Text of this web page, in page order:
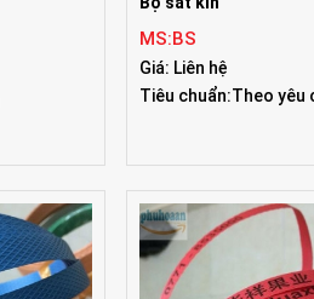
MS:BS
Giá: Liên hệ
Tiêu chuẩn:Theo yêu